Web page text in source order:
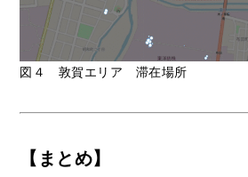
図４ 敦賀エリア 滞在場所
【まとめ】